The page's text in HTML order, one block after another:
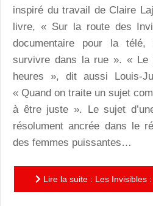
inspiré du travail de Claire
livre, « Sur la route des
documentaire pour la télé,
survivre dans la rue ». « Le
heures », dit aussi Louis-
« Quand on traite un sujet
à être juste ». Le sujet
résolument ancrée dans le
des femmes puissantes…
Lire la suite : Les Invisibles